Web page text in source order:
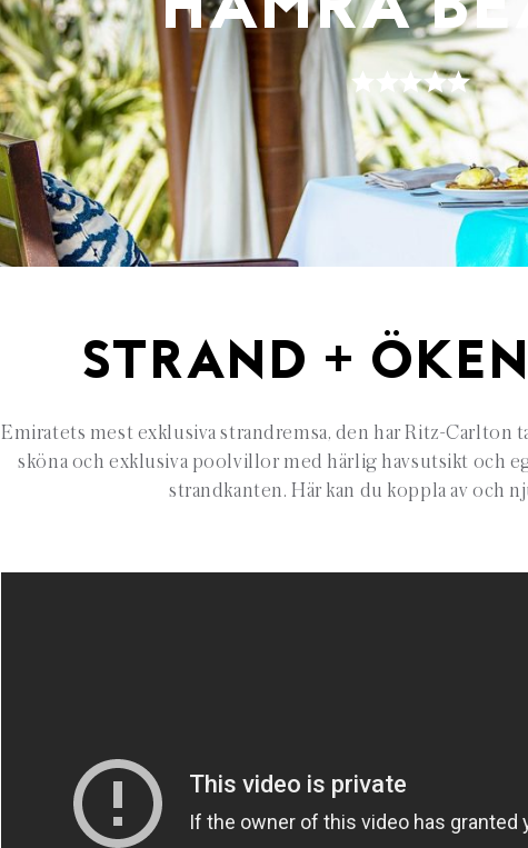
STRAND +
Emiratets mest exklusiva strandremsa, den har Ritz-Carlton
sköna och exklusiva poolvillor med härlig havsutsikt och
strandkanten. Här kan du koppla av och